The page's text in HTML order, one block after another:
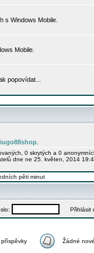
s Windows Mobile.
Mobile.
popovídat...
0 skrytých a 0
dne ne 25. květen, 2014
pěti minut
Přihlásit
příspěvky Žádné